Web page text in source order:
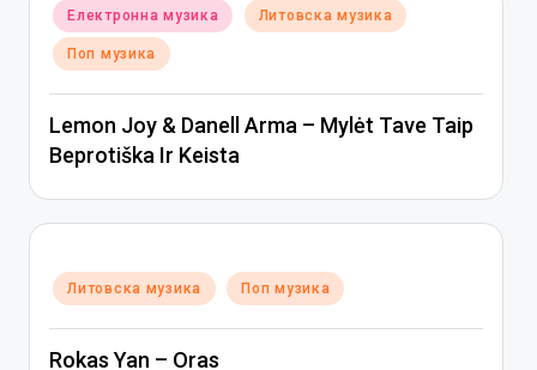
Posted
in
Електронна музика Литовска музика
Поп музика
Lemon Joy & Danell Arma – Mylėt Tave Taip
Beprotiška Ir Keista
Posted
in
Литовска музика Поп музика
Rokas Yan – Oras